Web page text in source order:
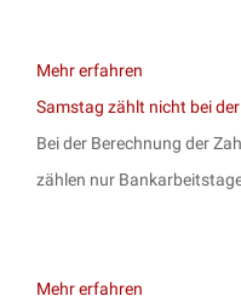
Mehr erfahren
Samstag zählt nicht bei
Bei der Berechnung der
zählen nur
Mehr erfahren